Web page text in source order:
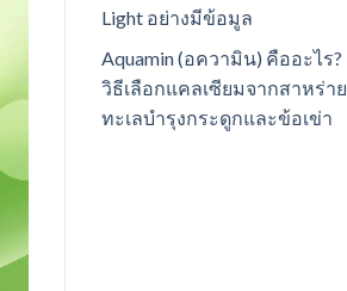
Light อย่างมีข้อมูล
Aquamin (อความิน) คืออะไร?
วิธีเลือกแคลเซียมจากสาหร่าย
ทะเลบำรุงกระดูกและข้อเข่า